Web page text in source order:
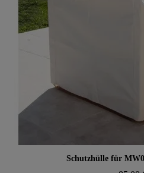
Aperçu
Schutzhülle für